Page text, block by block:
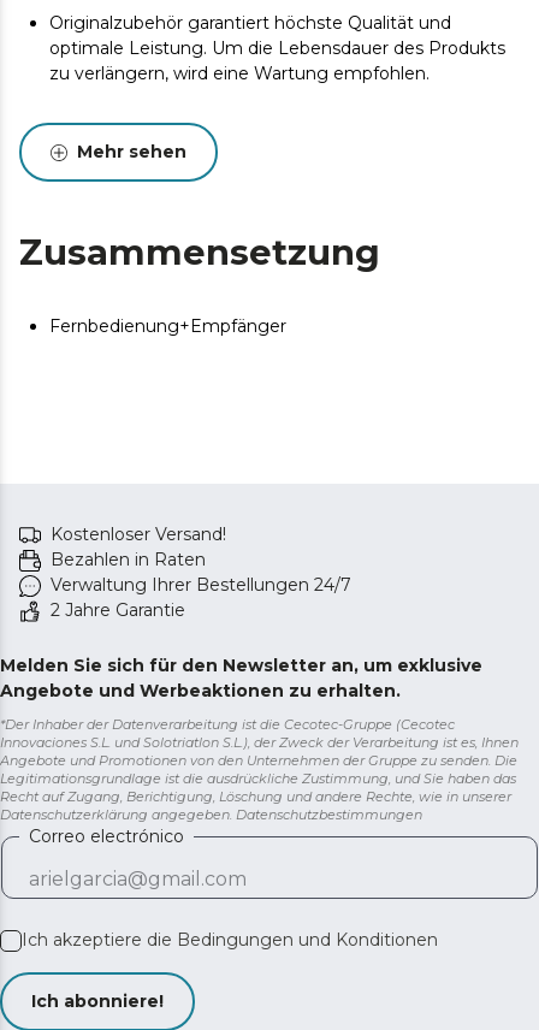
Originalzubehör garantiert höchste Qualität und
optimale Leistung. Um die Lebensdauer des Produkts
zu verlängern, wird eine Wartung empfohlen.
Mehr sehen
Zusammensetzung
Fernbedienung+Empfänger
Kostenloser Versand!
Bezahlen in Raten
Verwaltung Ihrer Bestellungen 24/7
2 Jahre Garantie
Melden Sie sich für den Newsletter an, um exklusive
Angebote und Werbeaktionen zu erhalten.
*Der Inhaber der Datenverarbeitung ist die Cecotec-Gruppe (Cecotec
Innovaciones S.L. und Solotriatlon S.L.), der Zweck der Verarbeitung ist es, Ihnen
Angebote und Promotionen von den Unternehmen der Gruppe zu senden. Die
Legitimationsgrundlage ist die ausdrückliche Zustimmung, und Sie haben das
Recht auf Zugang, Berichtigung, Löschung und andere Rechte, wie in unserer
Datenschutzerklärung angegeben. Datenschutzbestimmungen
Correo electrónico
Ich akzeptiere die Bedingungen und Konditionen
Ich abonniere!